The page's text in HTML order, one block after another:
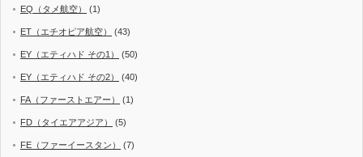
EQ（タメ航空） (1)
ET（エチオピア航空） (43)
EY（エティハド その1） (50)
EY（エティハド その2） (40)
FA（ファーストエアー） (1)
FD（タイエアアジア） (5)
FE（ファーイースタン） (7)